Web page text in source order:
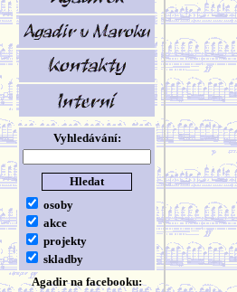
Vyhledávání:
osoby
akce
projekty
skladby
Agadir na facebooku: